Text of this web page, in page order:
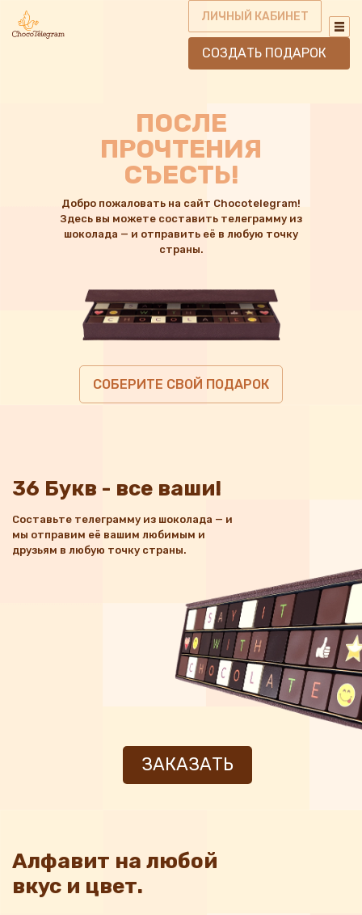
ЛИЧНЫЙ КАБИНЕТ
СОЗДАТЬ ПОДАРОК
ПОСЛЕ
ПРОЧТЕНИЯ
СЪЕСТЬ!
Добро пожаловать на сайт Chocotelegram!
Здесь вы можете составить телеграмму из
шоколада — и отправить её в любую точку
страны.
СОБЕРИТЕ СВОЙ ПОДАРОК
36 Букв - все ваши!
Составьте телеграмму из шоколада — и
мы отправим её вашим любимым и
друзьям в любую точку страны.
ЗАКАЗАТЬ
Алфавит на любой
вкус и цвет.